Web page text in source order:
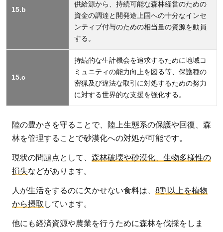
15.b
供給源から、持続可能な森林経営のための
資金の調達と開発途上国への十分なインセ
ンティブ付与のための相当量の資源を動員
する。
15.c
持続的な生計機会を追求するために地域コ
ミュニティの能力向上を図る等、保護種の
密猟及び違法な取引に対処するための努力
に対する世界的な支援を強化する。
陸の豊かさを守ることで、陸上生態系の保護や回復、森
林を管理することで砂漠化への対処が可能です。
現状の問題点として、 森林破壊や砂漠化、生物多様性の
損失などがあります。
人が生活をするのに欠かせない食料は、 8割以上を植物
から摂取 しています。
他にも経済資源や農業を行うために森林を伐採をしま